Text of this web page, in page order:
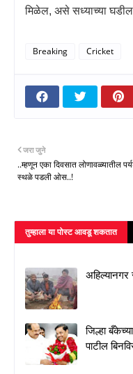
मिळेल, असे सध्याच्या
Breaking Cricket
जरा जुने
..म्हणून एका दिवसात लोणावळ्यातील
स्थळे पडली ओस..!
तुम्‍हाला या पोस्‍ट आवडू शकतात
अहिल्यानगर
जिल्हा
पाटील